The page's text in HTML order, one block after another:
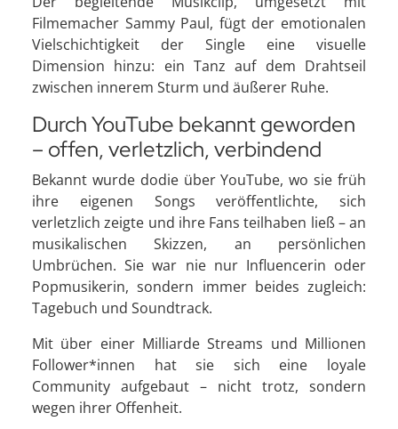
Filmemacher Sammy Paul, fügt der emotionalen
Vielschichtigkeit der Single eine visuelle
Dimension hinzu: ein Tanz auf dem Drahtseil
zwischen innerem Sturm und äußerer Ruhe.
Durch YouTube bekannt geworden
– offen, verletzlich, verbindend
Bekannt wurde dodie über YouTube, wo sie früh
ihre eigenen Songs veröffentlichte, sich
verletzlich zeigte und ihre Fans teilhaben ließ – an
musikalischen Skizzen, an persönlichen
Umbrüchen. Sie war nie nur Influencerin oder
Popmusikerin, sondern immer beides zugleich:
Tagebuch und Soundtrack.
Mit über einer Milliarde Streams und Millionen
Follower*innen hat sie sich eine loyale
Community aufgebaut – nicht trotz, sondern
wegen ihrer Offenheit.